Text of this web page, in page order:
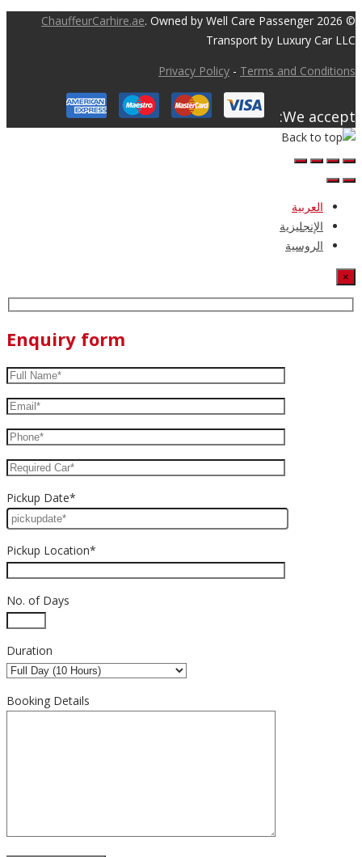
© 2026
ChauffeurCarhire.ae. Owned by Well Care Passenger
Transport by Luxury Car LLC
Privacy Policy - Terms and Conditions
We accept:
العربية
الإنجليزية
الروسية
×
Enquiry form
Pickup Date*
Pickup Location*
No. of Days
Duration
Booking Details